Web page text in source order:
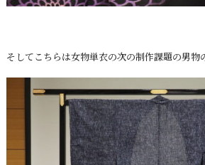
そしてこちらは女物単衣の次の制作課題の男物